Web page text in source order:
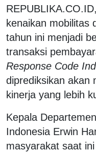
kenaikan mobilitas
tahun ini menjadi
transaksi
Response Code
diprediksikan akan
kinerja yang lebih
Kepala
Indonesia Erwin
masyarakat saat